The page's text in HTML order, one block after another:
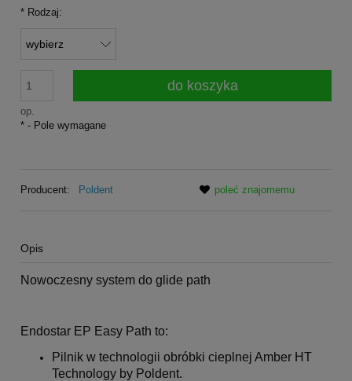
* Rodzaj:
op.
do koszyka
* - Pole wymagane
Producent: Poldent poleć znajomemu
Opis
Nowoczesny system do glide path
Endostar EP Easy Path to:
Pilnik w technologii obróbki cieplnej Amber HT
Technology by Poldent.